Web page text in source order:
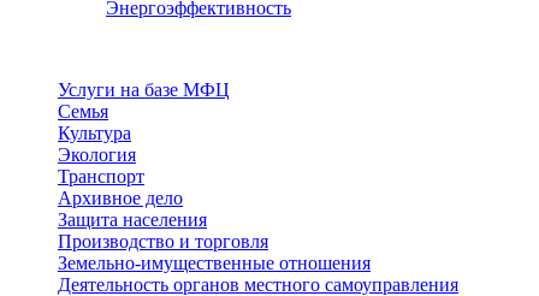
Энергоэффективность
Услуги на базе МФЦ
Семья
Культура
Экология
Транспорт
Архивное дело
Защита населения
Производство и торговля
Земельно-имущественные отношения
Деятельность органов местного самоуправления